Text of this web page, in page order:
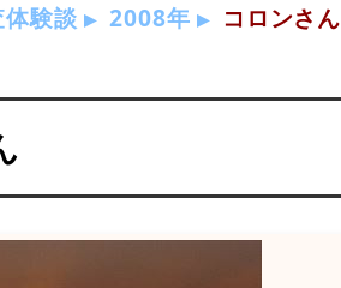
験談 2008年 コロンさん